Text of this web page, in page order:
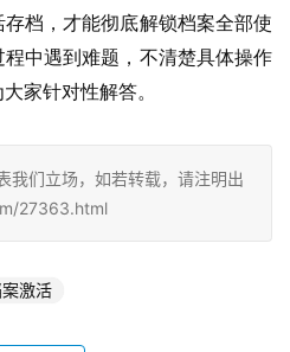
档，才能彻底解锁档案全部使
中遇到难题，不清楚具体操作
家针对性解答。
我们立场，如若转载，请注明出
27363.html
激活